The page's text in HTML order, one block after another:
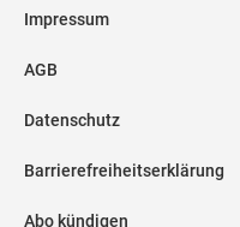
Impressum
AGB
Datenschutz
Barrierefreiheitserklärung
Abo kündigen